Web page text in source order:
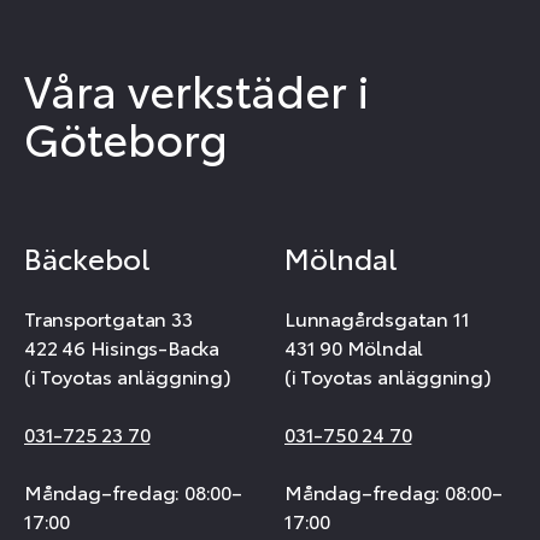
Våra verkstäder i
Göteborg
Bäckebol
Transportgatan 33
422 46 Hisings-Backa
(i Toyotas anläggning)
031-725 23 70
Måndag–fredag: 08:00–
17:00
Mölndal
Lunnagårdsgatan 11
431 90 Mölndal
(i Toyotas anläggning)
031-750 24 70
Måndag–fredag: 08:00–
17:00